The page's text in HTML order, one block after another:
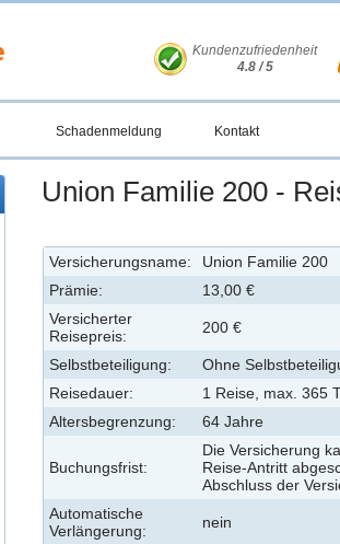
Kundenzufriedenheit
4.8 / 5
Schadenmeldung Kontakt
Union Familie 200 -
Versicherungsname:
Union Familie 200
Prämie:
13,00 €
Versicherter
Reisepreis:
200 €
Selbstbeteiligung:
Ohne
Reisedauer:
1 Reise, max. 365
Altersbegrenzung:
64 Jahre
Buchungsfrist:
Die Versicherung
Reise-Antritt
Abschluss der
Automatische
Verlängerung:
nein